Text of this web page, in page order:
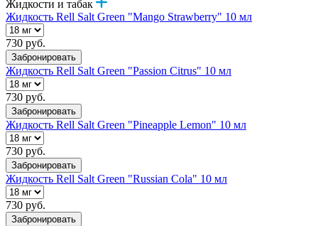
Жидкости и табак
Жидкость Rell Salt Green "Mango Strawberry" 10 мл
730 руб.
Забронировать
Жидкость Rell Salt Green "Passion Citrus" 10 мл
730 руб.
Забронировать
Жидкость Rell Salt Green "Pineapple Lemon" 10 мл
730 руб.
Забронировать
Жидкость Rell Salt Green "Russian Cola" 10 мл
730 руб.
Забронировать